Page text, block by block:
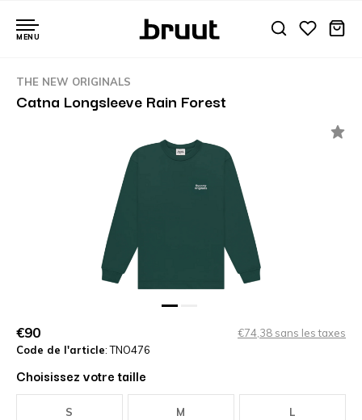
MENU
THE NEW ORIGINALS
Catna Longsleeve Rain Forest
€90
€74,38 sans les taxes
Code de l'article: TNO476
Choisissez votre taille
S M L